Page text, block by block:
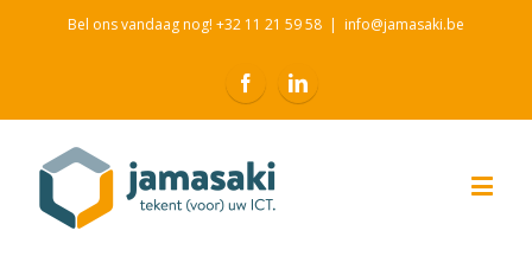
Bel ons vandaag nog! +32 11 21 59 58 | info@jamasaki.be